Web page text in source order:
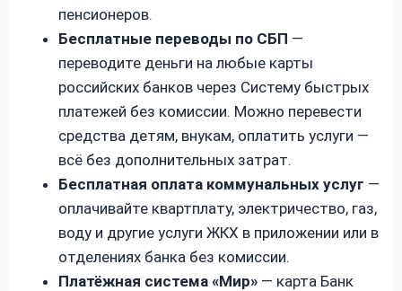
пенсионеров.
Бесплатные переводы по СБП —
переводите деньги на любые карты
российских банков через Систему быстрых
платежей без комиссии. Можно перевести
средства детям, внукам, оплатить услуги —
всё без дополнительных затрат.
Бесплатная оплата коммунальных услуг —
оплачивайте квартплату, электричество, газ,
воду и другие услуги ЖКХ в приложении или в
отделениях банка без комиссии.
Платёжная система «Мир» — карта Банк